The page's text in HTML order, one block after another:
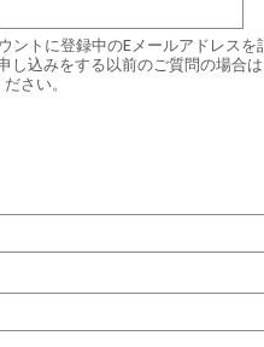
ントに登録中のEメールアドレスを
し込みをする以前のご質問の場合
さい。